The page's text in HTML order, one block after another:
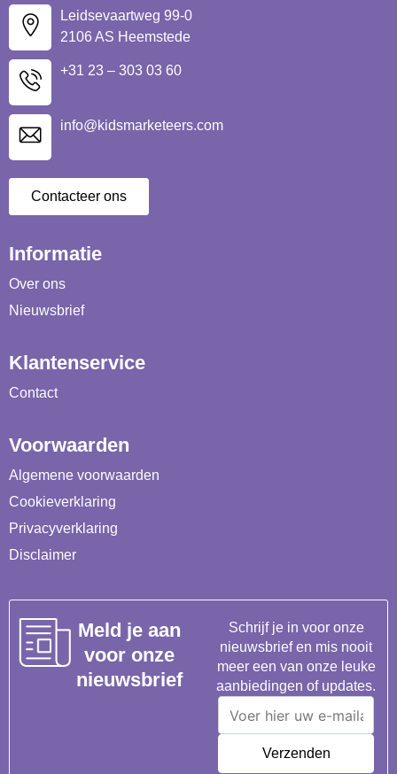
Leidsevaartweg 99-0
2106 AS Heemstede
+31 23 – 303 03 60
info@kidsmarketeers.com
Contacteer ons
Informatie
Over ons
Nieuwsbrief
Klantenservice
Contact
Voorwaarden
Algemene voorwaarden
Cookieverklaring
Privacyverklaring
Disclaimer
Meld je aan
voor onze
nieuwsbrief
Schrijf je in voor onze
nieuwsbrief en mis nooit
meer een van onze leuke
aanbiedingen of updates.